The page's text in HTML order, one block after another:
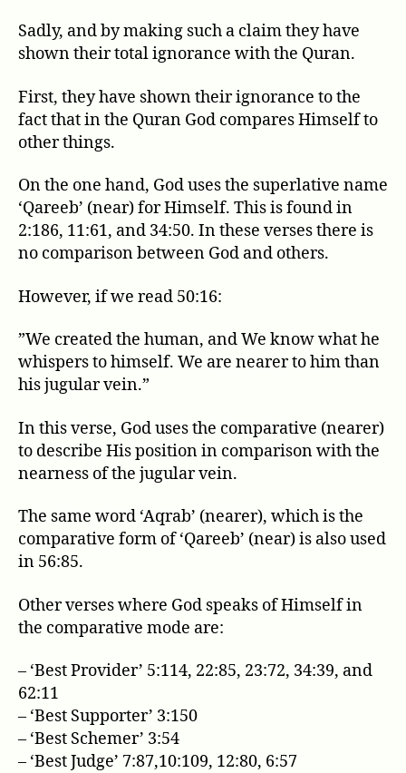
Sadly, and by making such a claim they have
shown their total ignorance with the Quran.
First, they have shown their ignorance to the
fact that in the Quran God compares Himself to
other things.
On the one hand, God uses the superlative name
‘Qareeb’ (near) for Himself. This is found in
2:186, 11:61, and 34:50. In these verses there is
no comparison between God and others.
However, if we read 50:16:
”We created the human, and We know what he
whispers to himself. We are nearer to him than
his jugular vein.”
In this verse, God uses the comparative (nearer)
to describe His position in comparison with the
nearness of the jugular vein.
The same word ‘Aqrab’ (nearer), which is the
comparative form of ‘Qareeb’ (near) is also used
in 56:85.
Other verses where God speaks of Himself in
the comparative mode are:
– ‘Best Provider’ 5:114, 22:85, 23:72, 34:39, and
62:11
– ‘Best Supporter’ 3:150
– ‘Best Schemer’ 3:54
– ‘Best Judge’ 7:87,10:109, 12:80, 6:57